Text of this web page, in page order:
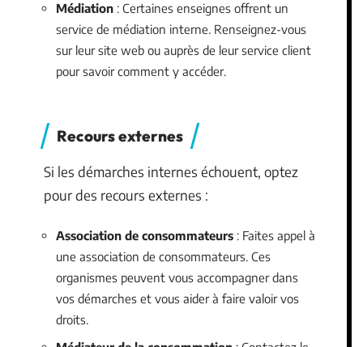
Médiation : Certaines enseignes offrent un
service de médiation interne. Renseignez-vous
sur leur site web ou auprès de leur service client
pour savoir comment y accéder.
Recours externes
Si les démarches internes échouent, optez
pour des recours externes :
Association de consommateurs : Faites appel à
une association de consommateurs. Ces
organismes peuvent vous accompagner dans
vos démarches et vous aider à faire valoir vos
droits.